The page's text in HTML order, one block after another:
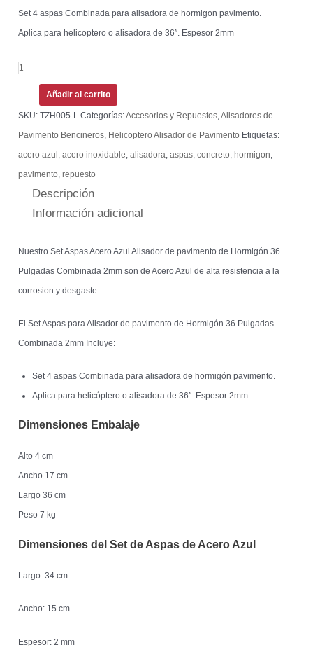
Set 4 aspas Combinada para alisadora de hormigon pavimento.
Aplica para helicoptero o alisadora de 36″. Espesor 2mm
Añadir al carrito
SKU:TZH005-L Categorías:Accesorios y Repuestos,Alisadores de
Pavimento Bencineros, Helicoptero Alisador de Pavimento Etiquetas:
acero azul ,acero inoxidable,alisadora,aspas,concreto, hormigon,
pavimento,repuesto
Descripción
Información adicional
Nuestro Set Aspas Acero Azul Alisador de pavimento de Hormigón 36
Pulgadas Combinada 2mm son de Acero Azul de alta resistencia a la
corrosion y desgaste.
El Set Aspas para Alisador de pavimento de Hormigón 36 Pulgadas
Combinada 2mm Incluye:
Set 4 aspas Combinada para alisadora de hormigón pavimento.
Aplica para helicóptero o alisadora de 36″. Espesor 2mm
Dimensiones Embalaje
Alto 4 cm
Ancho 17 cm
Largo 36 cm
Peso 7 kg
Dimensiones del Set de Aspas de Acero Azul
Largo: 34 cm
Ancho: 15 cm
Espesor: 2 mm